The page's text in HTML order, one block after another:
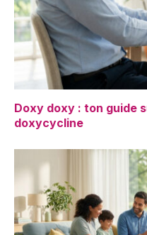
Doxy doxy : ton guide
doxycycline